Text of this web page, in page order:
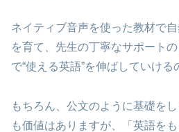
ネイティブ音声を使った教材で
を育て、先生の丁寧なサポート
で“使える英語”を伸ばしていける
もちろん、公文のように基礎を
も価値はありますが、「英語を